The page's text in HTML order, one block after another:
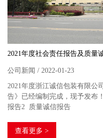
2021年度社会责任报告及质量
公司新闻 / 2022-01-23
2021年度浙江诚信包装有限公
告》已经编制完成，现予发布
报告2 质量诚信报告
查看更多 >